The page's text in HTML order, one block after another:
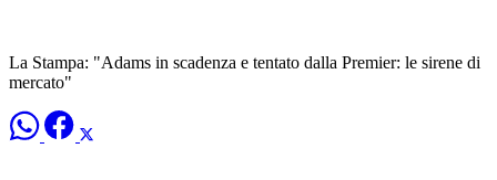
La Stampa: "Adams in scadenza e tentato dalla Premier: le sirene di
mercato"